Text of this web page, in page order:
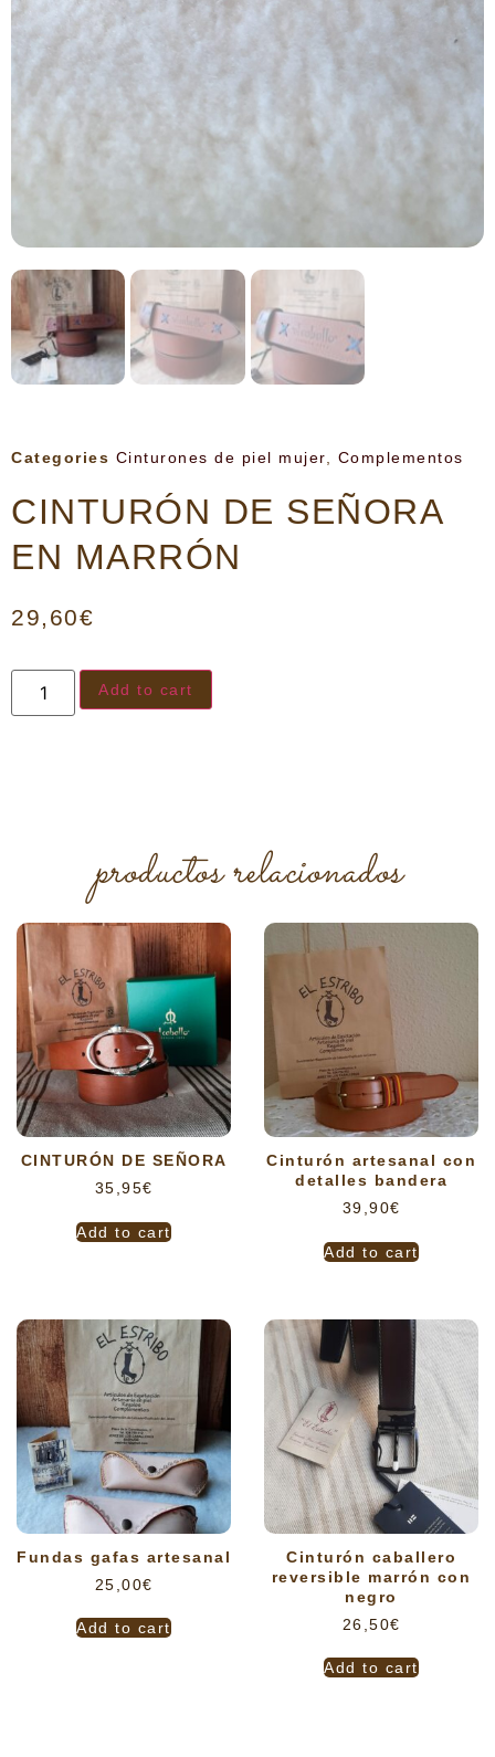
Categories Cinturones de piel mujer Complementos
CINTURÓN DE SEÑORA
EN MARRÓN
29,60€
Add to cart
productos relacionados
CINTURÓN DE SEÑORA
35,95€
Add to cart
Cinturón artesanal con
detalles bandera
39,90€
Add to cart
Fundas gafas artesanal
25,00€
Add to cart
Cinturón caballero
reversible marrón con
negro
26,50€
Add to cart